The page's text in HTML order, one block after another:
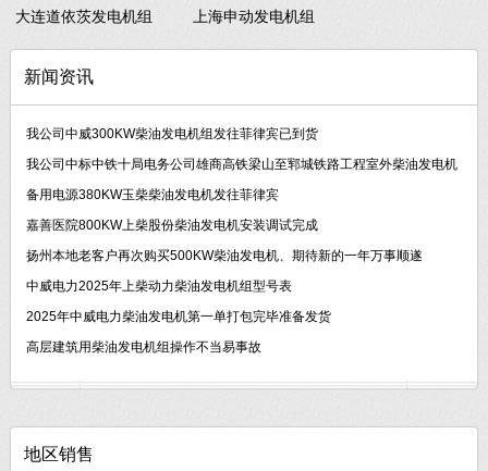
大连道依茨发电机组
上海申动发电机组
新闻资讯
我公司中威300KW柴油发电机组发往菲律宾已到货
我公司中标中铁十局电务公司雄商高铁梁山至郓城铁路工程室外柴油发电机
备用电源380KW玉柴柴油发电机发往菲律宾
嘉善医院800KW上柴股份柴油发电机安装调试完成
扬州本地老客户再次购买500KW柴油发电机、期待新的一年万事顺遂
中威电力2025年上柴动力柴油发电机组型号表
2025年中威电力柴油发电机第一单打包完毕准备发货
高层建筑用柴油发电机组操作不当易事故
地区销售